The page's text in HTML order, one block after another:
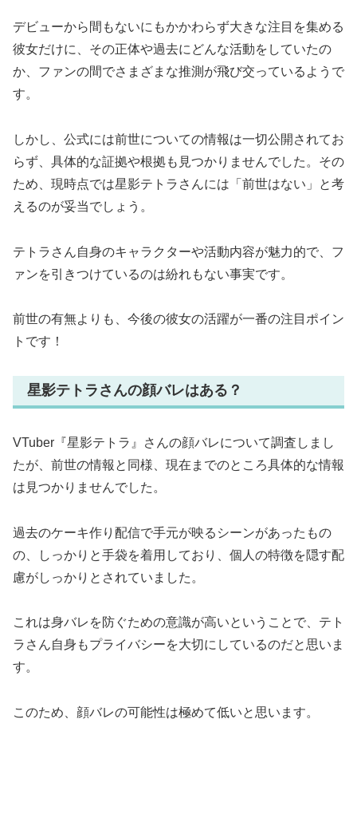
デビューから間もないにもかかわらず大きな注目を集める
彼女だけに、その正体や過去にどんな活動をしていたの
か、ファンの間でさまざまな推測が飛び交っているようで
す。
しかし、公式には前世についての情報は一切公開されてお
らず、具体的な証拠や根拠も見つかりませんでした。その
ため、現時点では星影テトラさんには「前世はない」と考
えるのが妥当でしょう。
テトラさん自身のキャラクターや活動内容が魅力的で、フ
ァンを引きつけているのは紛れもない事実です。
前世の有無よりも、今後の彼女の活躍が一番の注目ポイン
トです！
星影テトラさんの顔バレはある？
VTuber『星影テトラ』さんの顔バレについて調査しまし
たが、前世の情報と同様、現在までのところ具体的な情報
は見つかりませんでした。
過去のケーキ作り配信で手元が映るシーンがあったもの
の、しっかりと手袋を着用しており、個人の特徴を隠す配
慮がしっかりとされていました。
これは身バレを防ぐための意識が高いということで、テト
ラさん自身もプライバシーを大切にしているのだと思いま
す。
このため、顔バレの可能性は極めて低いと思います。